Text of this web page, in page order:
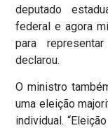
deputado
federal e agora
para
declarou.
O ministro
uma eleição
individual.